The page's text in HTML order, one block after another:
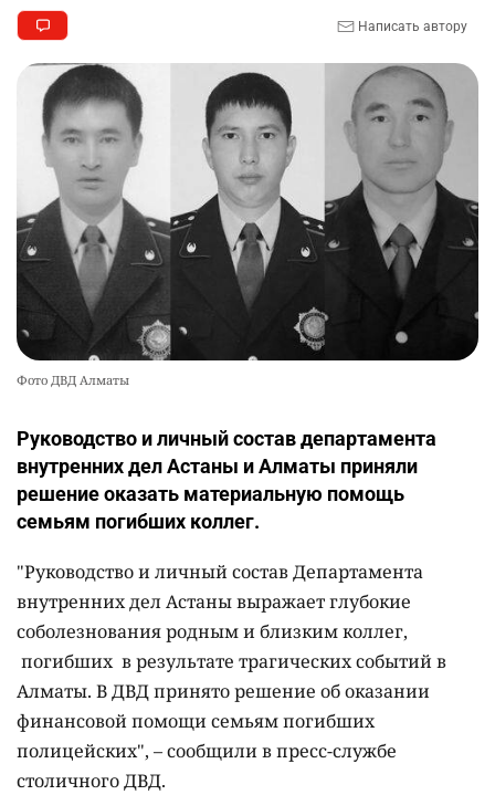
Написать автору
Фото ДВД Алматы
Руководство и личный состав департамента
внутренних дел Астаны и Алматы приняли
решение оказать материальную помощь
семьям погибших коллег.
"Руководство и личный состав Департамента
внутренних дел Астаны выражает глубокие
соболезнования родным и близким коллег,
погибших в результате трагических событий в
Алматы. В ДВД принято решение об оказании
финансовой помощи семьям погибших
полицейских", – сообщили в пресс-службе
столичного ДВД.